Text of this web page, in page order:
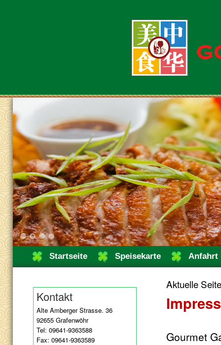
1 2 3
4
Startseite
Speisekarte Anfahrt
Kontakt
Alte Amberger Strasse. 36
92655 Grafenwöhr
Tel: 09641-9363588
Fax: 09641-9363589
Aktuelle
Gourmet